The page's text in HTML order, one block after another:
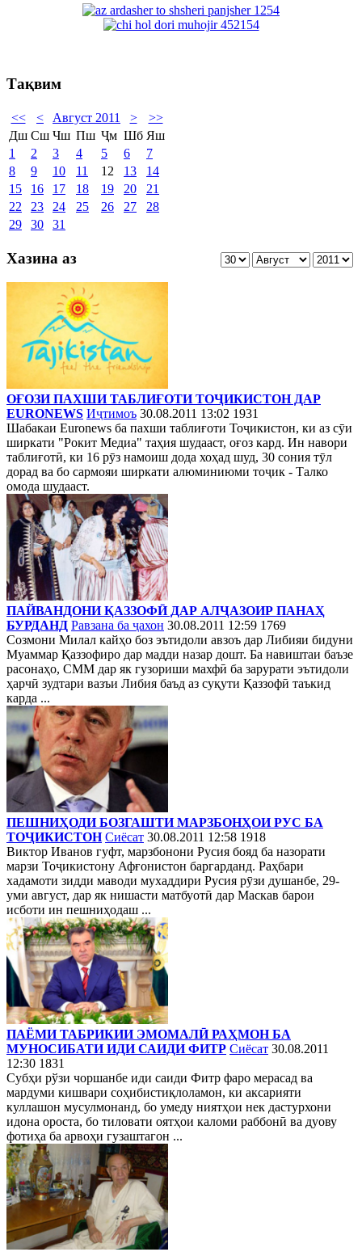
Тақвим
<< < Август 2011 >
>>
Дш Сш Чш Пш Ҷм Шб Яш
1
2 3 4 5 6
7
8
9 10 11 12 13
14
15
16 17 18 19 20
21
22
23 24 25 26 27
28
29
30 31
Хазина аз
ОҒОЗИ ПАХШИ ТАБЛИҒОТИ ТОҶИКИСТОН ДАР
EURONEWS Иҷтимоъ 30.08.2011 13:02 1931
Шабакаи Euronews ба пахши таблиғоти Тоҷикистон, ки аз сӯи
ширкати "Рокит Медиа" таҳия шудааст, оғоз кард. Ин навори
таблиғотӣ, ки 16 рӯз намоиш дода хоҳад шуд, 30 сония тӯл
дорад ва бо сармояи ширкати алюминиюми тоҷик - Талко
омода шудааст.
ПАЙВАНДОНИ ҚАЗЗОФӢ ДАР АЛҶАЗОИР ПАНАҲ
БУРДАНД Равзана ба ҷахон 30.08.2011 12:59 1769
Созмони Милал кайҳо боз эътидоли авзоъ дар Либияи бидуни
Муаммар Қаззофиро дар мадди назар дошт. Ба навиштаи баъзе
расонаҳо, СММ дар як гузориши махфӣ ба зарурати эътидоли
ҳарчӣ зудтари вазъи Либия баъд аз суқути Қаззофӣ таъкид
кардa ...
ПЕШНИҲОДИ БОЗГАШТИ МАРЗБОНҲОИ РУС БА
ТОҶИКИСТОН Сиёсат 30.08.2011 12:58 1918
Виктор Иванов гуфт, марзбонони Русия бояд ба назорати
марзи Тоҷикистону Афғонистон баргарданд. Раҳбари
хадамоти зидди маводи мухаддири Русия рӯзи душанбе, 29-
уми август, дар як нишасти матбуотӣ дар Маскав барои
исботи ин пешниҳодаш ...
ПАЁМИ ТАБРИКИИ ЭМОМАЛӢ РАҲМОН БА
МУНОСИБАТИ ИДИ САИДИ ФИТР Сиёсат 30.08.2011
12:30 1831
Субҳи рўзи чоршанбе иди саиди Фитр фаро мерасад ва
мардуми кишвари соҳибистиқлоламон, ки аксарияти
куллашон мусулмонанд, бо умеду ниятҳои нек дастурхони
идона ороста, бо тиловати оятҳои каломи раббонӣ ва дуову
фотиҳа ба арвоҳи гузаштагон ...